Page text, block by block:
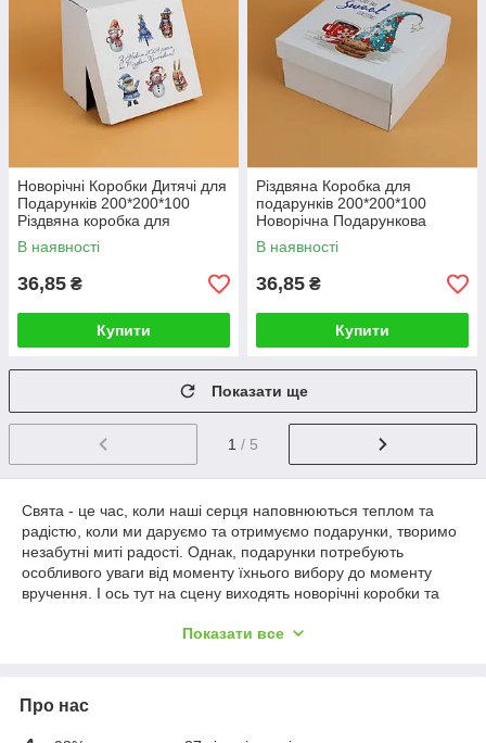
Новорічні Коробки Дитячі для
Подарунків 200*200*100
Різдвяна коробка для
гостинців
В наявності
36,85 ₴
Купити
Різдвяна Коробка для
подарунків 200*200*100
Новорічна Подарункова
Коробка для солодощів
В наявності
36,85 ₴
Купити
Показати ще
1 / 5
Свята - це час, коли наші серця наповнюються теплом та
радістю, коли ми даруємо та отримуємо подарунки, творимо
незабутні миті радості. Однак, подарунки потребують
особливого уваги від моменту їхнього вибору до моменту
вручення. І ось тут на сцену виходять новорічні коробки та
Новорічні коробки
робить їх ще більш чарівними. Вони прикрашені усіма
символами свята - від сніжинок і ялинкових гілок до веселої
таємниці Діда Мороза. Вам не потрібно турбуватися про те,
Показати все
Про нас